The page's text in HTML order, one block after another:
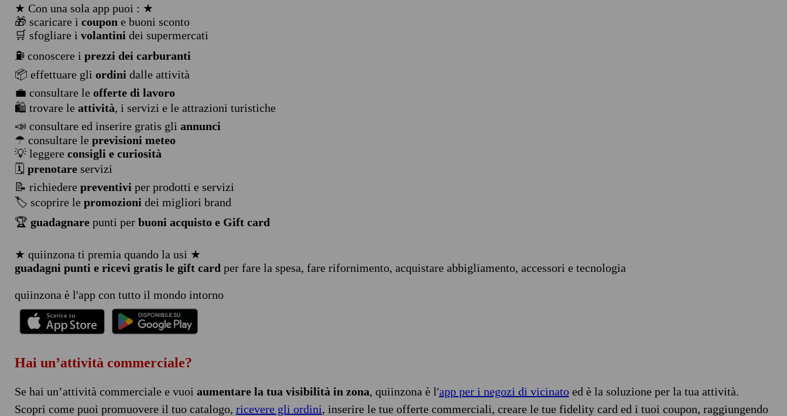
★ Con una sola app puoi : ★
🎁 scaricare i coupon e buoni sconto
🛒 sfogliare i volantini dei supermercati
⛽ conoscere i prezzi dei carburanti
📦 effettuare gli ordini dalle attività
💼 consultare le offerte di lavoro
🛍️ trovare le attività, i servizi e le attrazioni turistiche
📣 consultare ed inserire gratis gli annunci
☂ consultare le previsioni meteo
💡 leggere consigli e curiosità
🗓️ prenotareservizi
📝 richiedere preventivi per prodotti e servizi
🏷️ scoprire le promozioni dei migliori brand
🏆 guadagnarepunti per buoni acquisto e Gift card
★ quiinzona ti premia quando la usi ★
guadagni punti e ricevi gratis le gift card per fare la spesa, fare rifornimento, acquistare abbigliamento, accessori e tecnologia
quiinzona è l'app con tutto il mondo intorno
Hai un’attività commerciale?
Se hai un’attività commerciale e vuoi aumentare la tua visibilità in zona, quiinzona è l'app per i negozi di vicinatoed è la soluzione per la tua attività.
Scopri come puoi promuovere il tuo catalogo, ricevere gli ordini, inserire le tue offerte commerciali, creare le tue fidelity card ed i tuoi coupon, raggiungendo